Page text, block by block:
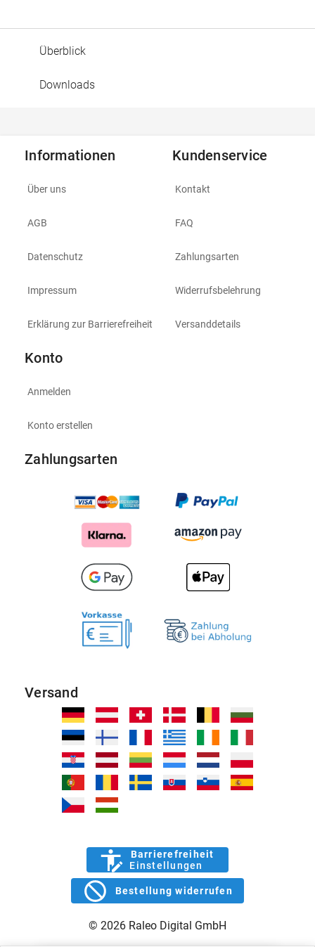
Überblick
Downloads
Informationen
Über uns
AGB
Datenschutz
Impressum
Erklärung zur Barrierefreiheit
Kundenservice
Kontakt
FAQ
Zahlungsarten
Widerrufsbelehrung
Versanddetails
Konto
Anmelden
Konto erstellen
Zahlungsarten
Versand
Barrierefreiheit
Einstellungen
Bestellung widerrufen
© 2026 Raleo Digital GmbH